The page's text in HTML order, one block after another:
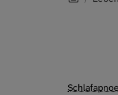
Schlafapnoe